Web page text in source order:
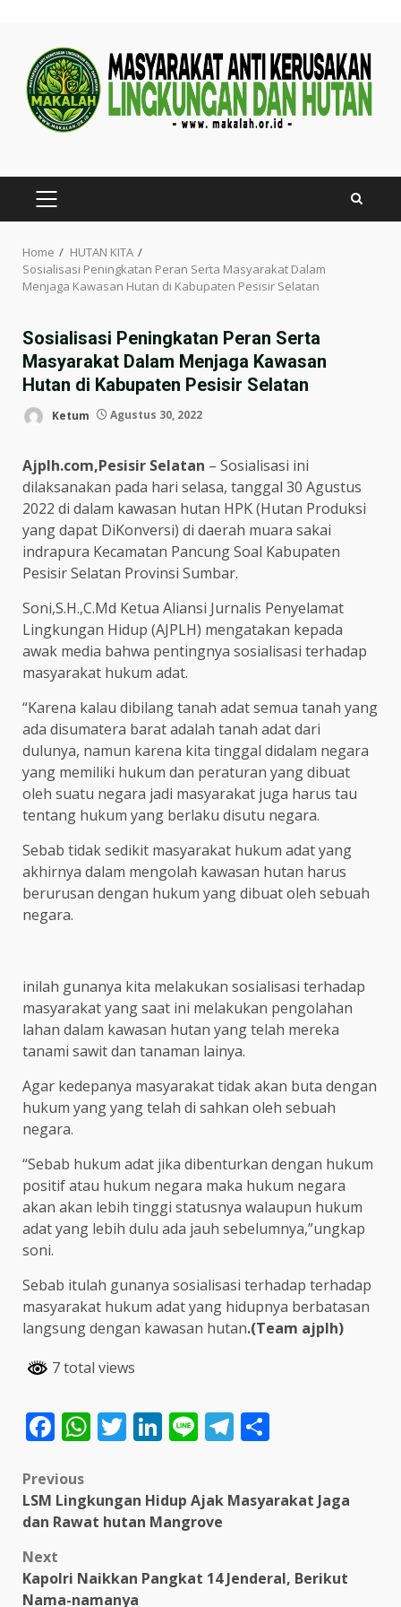
content
PRIMARY
MENU
Home
HUTAN KITA
Sosialisasi Peningkatan Peran Serta Masyarakat Dalam
Menjaga Kawasan Hutan di Kabupaten Pesisir Selatan
Sosialisasi Peningkatan Peran Serta
Masyarakat Dalam Menjaga Kawasan
Hutan di Kabupaten Pesisir Selatan
Ketum Agustus 30, 2022
Ajplh.com,Pesisir Selatan – Sosialisasi ini
dilaksanakan pada hari selasa, tanggal 30 Agustus
2022 di dalam kawasan hutan HPK (Hutan Produksi
yang dapat DiKonversi) di daerah muara sakai
indrapura Kecamatan Pancung Soal Kabupaten
Pesisir Selatan Provinsi Sumbar.
Soni,S.H.,C.Md Ketua Aliansi Jurnalis Penyelamat
Lingkungan Hidup (AJPLH) mengatakan kepada
awak media bahwa pentingnya sosialisasi terhadap
masyarakat hukum adat.
“Karena kalau dibilang tanah adat semua tanah yang
ada disumatera barat adalah tanah adat dari
dulunya, namun karena kita tinggal didalam negara
yang memiliki hukum dan peraturan yang dibuat
oleh suatu negara jadi masyarakat juga harus tau
tentang hukum yang berlaku disutu negara.
Sebab tidak sedikit masyarakat hukum adat yang
akhirnya dalam mengolah kawasan hutan harus
berurusan dengan hukum yang dibuat oleh sebuah
negara.
inilah gunanya kita melakukan sosialisasi terhadap
masyarakat yang saat ini melakukan pengolahan
lahan dalam kawasan hutan yang telah mereka
tanami sawit dan tanaman lainya.
Agar kedepanya masyarakat tidak akan buta dengan
hukum yang yang telah di sahkan oleh sebuah
negara.
“Sebab hukum adat jika dibenturkan dengan hukum
positif atau hukum negara maka hukum negara
akan akan lebih tinggi statusnya walaupun hukum
adat yang lebih dulu ada jauh sebelumnya,”ungkap
soni.
Sebab itulah gunanya sosialisasi terhadap terhadap
masyarakat hukum adat yang hidupnya berbatasan
langsung dengan kawasan hutan.(Team ajplh)
7 total views
Facebook
WhatsApp
Twitter
LinkedIn
LineTelegram
Post
navigation
Previous
LSM Lingkungan Hidup Ajak Masyarakat Jaga
dan Rawat hutan Mangrove
Next
Kapolri Naikkan Pangkat 14 Jenderal, Berikut
Nama-namanya